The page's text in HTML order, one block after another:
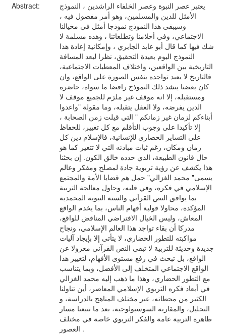
Abstract:
يعتبر عصر النبوة وعصر الخلفاء الراشدين ، النموذج
الأمثل للدين والمسلمين، وهو أمر مفصول فيه ،
وسيبقى هذا النموذج نموذجا أمثل في مخيالنا
الاجتماعي، وفي أحلامنا وتطلعاتنا ، وهذه مسلمة لا
شك فيها كما قال أبو عابد الجابري ، وإمكانية إعادة هذا
النموذج اليوم بعيدة التحقيق، نظرا لبعد المسافة
التاريخية بين الواقعين، واختلاف المعطيات الاجتماعية،
فالتاريخ لا يعيد تواجده بنفس الصورة على الواقع، وان
كان بعضنا ينشد ذلك النموذج رافضا ما سواه، حاضره
ومستقبله، إلا انه موقف غير ملزم للجميع موقف لا
الدين يفرضه، ولا العقل يتقبله، وما مقولة "واعدوا
أبناءكم لزمان غير زمانكم " التي قيلت زمن الصحابة ،
إلا تأكيدا على وجوب التأقلم مع كل تغيير، للحفاظ
على التساير الحضاري للإنسانية، فالإسلام دين كل
زمان ومكان، رغم ثبات مبادئه التي لا تتغير كما هو
حال قانون الطبيعة، الذي حدده خالق الكون. إن بحثنا
هذا يكشف عن رؤية تربوية جادة لمصلح ومفكر وعالم
يسمى" محمد الغزالي" حمل هم قضايا الأمة والمجتمع
الإسلامي في فكره، وفي قلبه، وحاول معالجة التربية
بما يوافق النص القرآني والسنة النبوية المحمدية
المؤكدة، محاولا قولبة أفهام الناس، بما يخدم الواقع
المعاش، وليس الخيال الافتراضي المناقض للواقع،
مدركا أن بقاء تواجد هذا العالم الإسلامي، ونجاح
مواكبته للتطور الحضاري، لا يتأتى إلا بإيجاد آليات
جديدة وحديثة للتربية لا تبقي النص القرآني معزولا عن
الواقع، بل تبحث في رفع مستوى الأفهام، لتغيير هذا
الواقع الاجتماعي المتخلف إلى الأفضل، وبما يتناسب
مع التطور الحضاري، وهذا ما ذهب إليه محمد الغزالي
في أبعاد فكره التربوي الإسلامي المعاصر، أين تناولنا
الكثير من محطاته، عبر مختلف المناهج بالدراسة، و
التحليل، والمقاربة السوسيولوجية، بعد ما تتبعنا مسار
ظاهرة التربية عامة والفكر التربوي خاصة في مختلف
العصور .